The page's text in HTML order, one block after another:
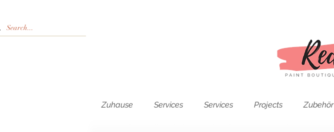
Zuhause Services Services Projects Zubehör